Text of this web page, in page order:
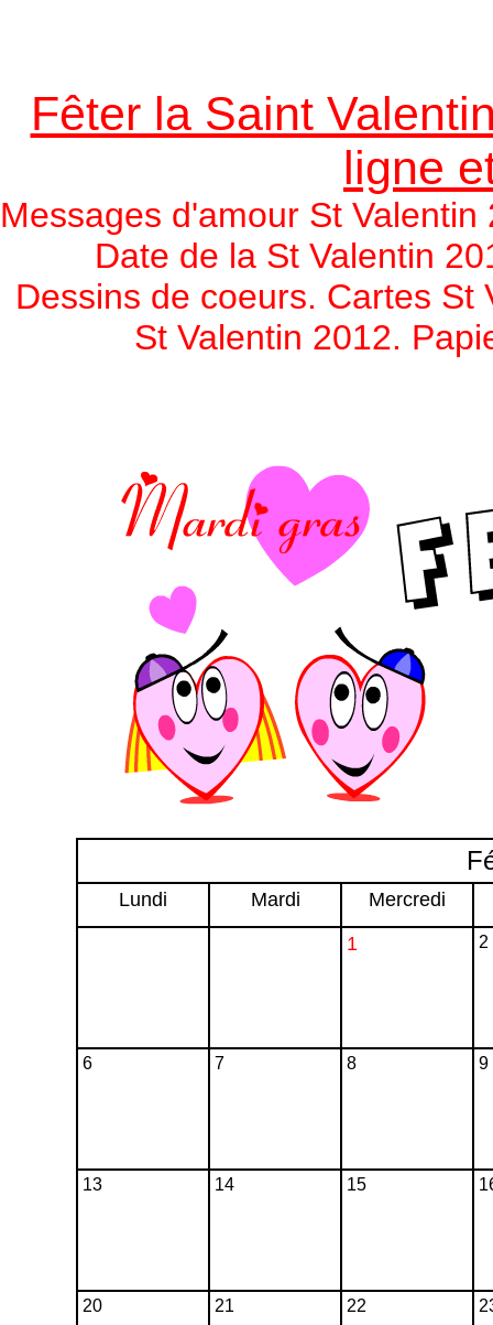
Fêter la Saint
ligne
Messages d'amour St
Date de la St Valentin
Dessins de coeurs. Cartes St
St Valentin 2012.
Lundi Mardi
Mercredi
1
2
6 7 8 9
13 14 15
20 21 22